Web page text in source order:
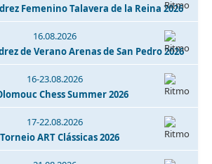
Femenino Talavera de la Reina 2026
16.08.2026
de Verano Arenas de San Pedro 2026
16-23.08.2026
Chess Summer 2026
17-22.08.2026
ART Clássicas 2026